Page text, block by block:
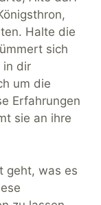
Halte die
sich
in dir
um die
Erfahrungen
sie an ihre
geht, was es